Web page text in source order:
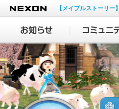
NEXON
【メイプルストーリ